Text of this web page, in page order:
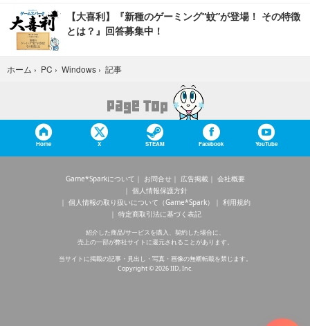
【大喜利】『新種のゲーミング“蚊”が登場！ その特徴
とは？』回答募集中！
ホーム › PC › Windows › 記事
Home X STEAM Facebook YouTube
Game*Sparkについて お問合せ 広告掲載
会社概要
個人情報保護方針
個人情報の取り扱いについて（Game*Spark）
利用規約
特定商取引法に基づく表記
紹介した商品/サービスを購入、契約した場合に、
売上の一部が弊社サイトに還元されることがあります。
当サイトに掲載の記事・見出し・写真・画像の無断転載を禁じます。
Copyright © 2026 IID, Inc.